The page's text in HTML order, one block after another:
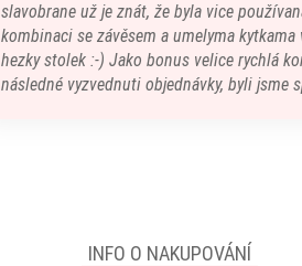
slavobrane už je znát, že byla vice
kombinaci se závěsem a umelyma
hezky stolek :-) Jako bonus velice rychlá
následné vyzvednuti objednávky, byli jsme
INFO O NAKUPOVÁNÍ